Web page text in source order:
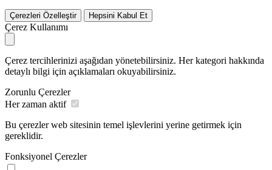
Çerezleri Özelleştir Hepsini Kabul Et
Çerez Kullanımı
Çerez tercihlerinizi aşağıdan yönetebilirsiniz. Her kategori hakkında
detaylı bilgi için açıklamaları okuyabilirsiniz.
Zorunlu Çerezler
Her zaman aktif
Bu çerezler web sitesinin temel işlevlerini yerine getirmek için
gereklidir.
Fonksiyonel Çerezler